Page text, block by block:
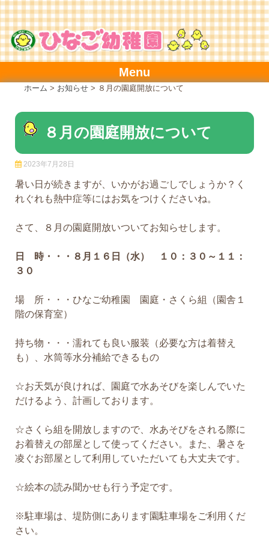
Skip
to
content
Menu
ホーム > お知らせ > ８月の園庭開放について
８月の園庭開放について
2023年7月28日
暑い日が続きますが、いかがお過ごしでしょうか？く
れぐれも熱中症等にはお気をつけくださいね。
さて、８月の園庭開放いついてお知らせします。
日 時・・・８月１６日（水） １０：３０～１１：
３０
場 所・・・ひなご幼稚園 園庭・さくら組（園舎１
階の保育室）
持ち物・・・濡れても良い服装（必要な方は着替え
も）、水筒等水分補給できるもの
☆お天気が良ければ、園庭で水あそびを楽しんでいた
だけるよう、計画しております。
☆さくら組を開放しますので、水あそびをされる際に
お着替えの部屋として使ってください。また、暑さを
凌ぐお部屋として利用していただいても大丈夫です。
☆絵本の読み聞かせも行う予定です。
※駐車場は、堤防側にあります園駐車場をご利用くだ
さい。